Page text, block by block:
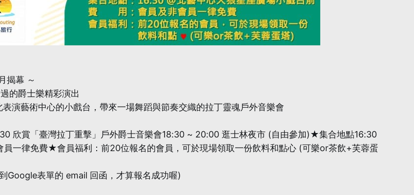
揭幕 ～
的爵士樂精彩演出
演藝術中心的小戲台，帶來一場舞蹈與節奏交織的拉丁靈魂戶外音樂會
欣賞「臺灣拉丁重擊」戶外爵士音樂會18:30 ~ 20:00 逛士林夜市 (自由參加)★集合地點16:30
一律免費★會員福利：前20位報名的會員，可於現場領取一份飲料和點心 (可樂or茶飲+芙蓉蛋
Google表單的 email 回函，才算報名成功喔)